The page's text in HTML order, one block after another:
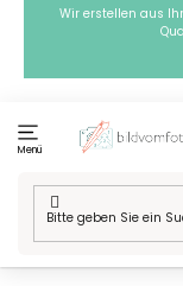
springen
Wir erstellen aus
Menü
Startseite
/ Technik /
Audrey Hepburn